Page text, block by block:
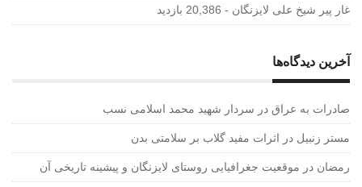
غار پیر شیخ علی لایزنگان - 20,386 بازدید
آخرین دیدگاه‌ها
صادرات به عراق در سردار شهید محمد اسلامی نسب
مستر زنبیل در اثرات مفید گلاب بر سلامتی بدن
رمضان در موقعیت جغرافیایی روستای لایزنگان و پیشینه تاریخی آن